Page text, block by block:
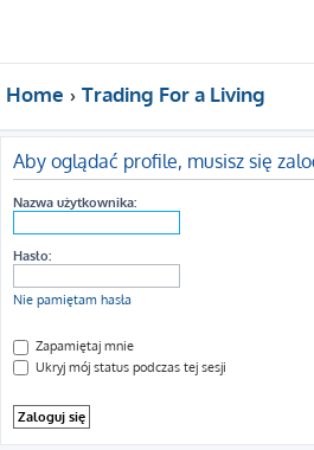
Home Trading For a Living
Aby oglądać profile, musisz się
Nazwa użytkownika:
Hasło:
Nie pamiętam hasła
Zapamiętaj mnie
Ukryj mój status podczas tej sesji